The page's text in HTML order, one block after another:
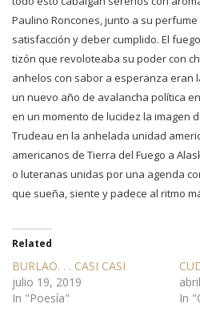
Paulino Roncones, junto a su
satisfacción y deber cumplido. El
tizón que revoloteaba su poder con
anhelos con sabor a esperanza eran
un nuevo año de avalancha política
en un momento de lucidez la imagen
Trudeau en la anhelada unidad
americanos de Tierra del Fuego a
o luteranas unidas por una agenda
que sueña, siente y padece al ritmo
Related
BURLAO. . . CASI CASI
julio 19, 2019
In "Poesía"
In